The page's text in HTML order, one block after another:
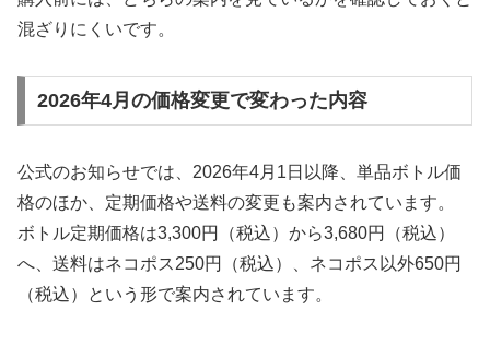
混ざりにくいです。
2026年4月の価格変更で変わった内容
公式のお知らせでは、2026年4月1日以降、単品ボトル価
格のほか、定期価格や送料の変更も案内されています。
ボトル定期価格は3,300円（税込）から3,680円（税込）
へ、送料はネコポス250円（税込）、ネコポス以外650円
（税込）という形で案内されています。